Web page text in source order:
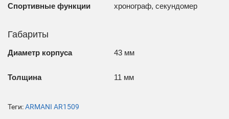
Спортивные функции хронограф, секундомер
Габариты
Диаметр корпуса 43 мм
Толщина 11 мм
Теги:ARMANI AR1509